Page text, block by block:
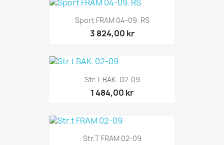
Sport FRAM 04-09. RS
3 824,00 kr
Str.t BAK. 02-09
1 484,00 kr
Str.t FRAM 02-09